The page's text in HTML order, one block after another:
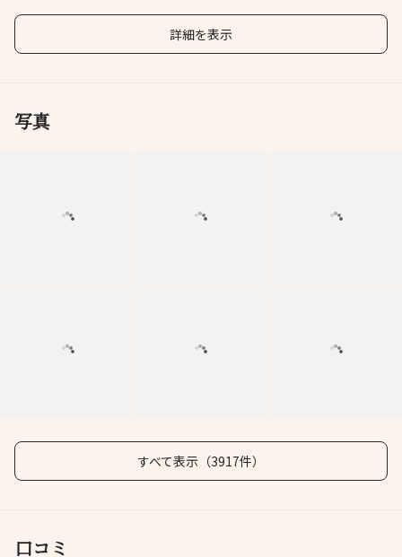
詳細を表示
写真
すべて表示（3917件）
口コミ